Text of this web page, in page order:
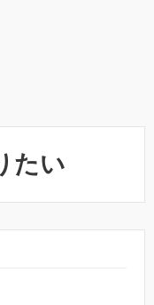
たい